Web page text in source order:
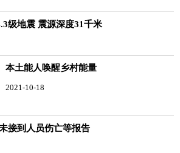
级地震 震源深度31千米
本土能人唤醒乡村能量
2021-10-18
接到人员伤亡等报告